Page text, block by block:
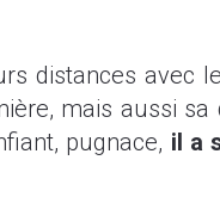
distances avec
mais aussi
pugnace, il a